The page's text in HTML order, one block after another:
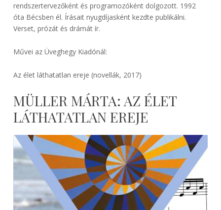
rendszertervezőként és programozóként dolgozott. 1992
óta Bécsben él. Írásait nyugdíjasként kezdte publikálni.
Verset, prózát és drámát ír.
Művei az Üveghegy Kiadónál:
Az élet láthatatlan ereje (novellák, 2017)
MÜLLER MÁRTA: AZ ÉLET
LÁTHATATLAN EREJE